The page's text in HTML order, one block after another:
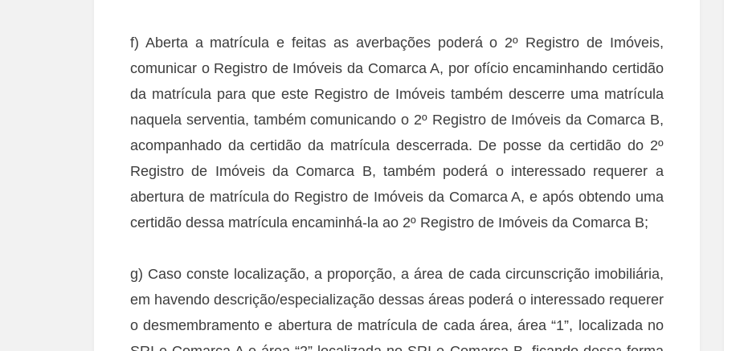
f) Aberta a matrícula e feitas as averbações poderá o 2º Registro de Imóveis,
comunicar o Registro de Imóveis da Comarca A, por ofício encaminhando certidão
da matrícula para que este Registro de Imóveis também descerre uma matrícula
naquela serventia, também comunicando o 2º Registro de Imóveis da Comarca B,
acompanhado da certidão da matrícula descerrada. De posse da certidão do 2º
Registro de Imóveis da Comarca B, também poderá o interessado requerer a
abertura de matrícula do Registro de Imóveis da Comarca A, e após obtendo uma
certidão dessa matrícula encaminhá-la ao 2º Registro de Imóveis da Comarca B;
g) Caso conste localização, a proporção, a área de cada circunscrição imobiliária,
em havendo descrição/especialização dessas áreas poderá o interessado requerer
o desmembramento e abertura de matrícula de cada área, área “1”, localizada no